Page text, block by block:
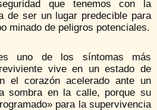
que tenemos con la
de ser un lugar predecible para
minado de peligros potenciales.
uno de los síntomas más
vive en un estado de
el corazón acelerado ante un
sombra en la calle, porque su
para la supervivencia